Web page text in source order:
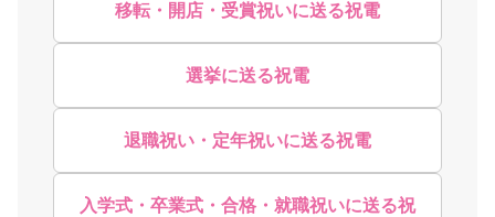
移転・開店・受賞祝いに送る祝電
選挙に送る祝電
退職祝い・定年祝いに送る祝電
入学式・卒業式・合格・就職祝いに送る祝